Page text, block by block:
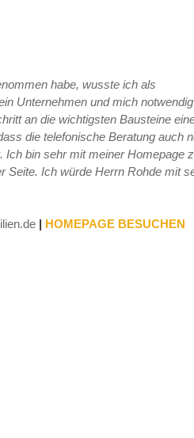
habe, wusste ich als
Unternehmen und mich
an die wichtigsten Bausteine
die telefonische Beratung auch
bin sehr mit meiner Homepage
Seite. Ich würde Herrn Rohde mit
| HOMEPAGE BESUCHEN